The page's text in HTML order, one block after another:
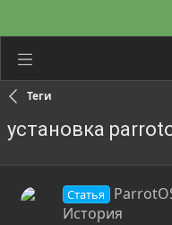
Теги
установка
Статья
История